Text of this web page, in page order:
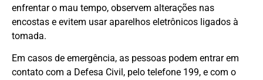
enfrentar o mau tempo, observem alterações nas
encostas e evitem usar aparelhos eletrônicos ligados à
tomada.
Em casos de emergência, as pessoas podem entrar em
contato com a Defesa Civil, pelo telefone 199, e com o